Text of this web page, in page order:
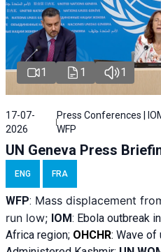
1 1 1
17-07-
2026
Press Conferences |
WFP
UN Geneva Press
ENG FRA
WFP: Mass displacement
run low; IOM: Ebola outbreak
Africa region; OHCHR: Wave of